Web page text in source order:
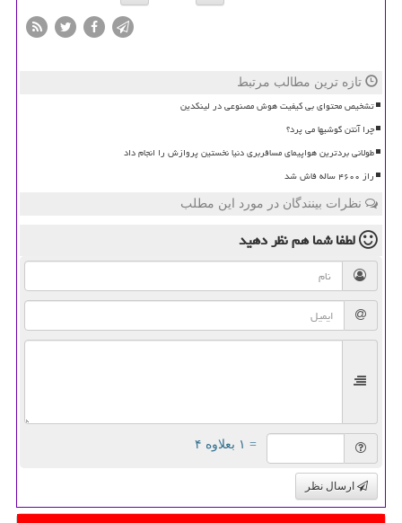
تازه ترین مطالب مرتبط
تشخیص محتوای بی کیفیت هوش مصنوعی در لینکدین
چرا آنتن گوشیها می پرد؟
طولانی بردترین هواپیمای مسافربری دنیا نخستین پروازش را انجام داد
راز ۴۶۰۰ ساله فاش شد
نظرات بینندگان در مورد این مطلب
لطفا شما همنظر دهید
= ۱ بعلاوه ۴
ارسال نظر